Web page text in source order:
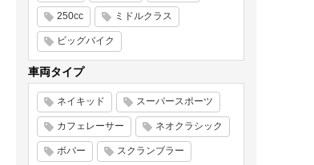
250cc ミドルクラス
ビッグバイク
車両タイプ
ネイキッド スーパースポーツ
カフェレーサー ネオクラシック
ボバー スクランブラー